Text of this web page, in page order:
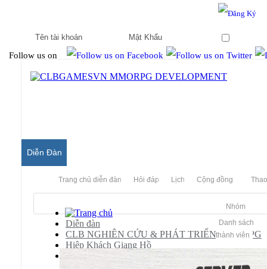
Follow us on
Diễn Đàn
Trang chủ diễn đàn Hỏi đáp Lịch Cộng đồng
Nhóm
Danh sách
thành viên
Diễn đàn
CLB NGHIÊN CỨU & PHÁT TRIỂN MMORPG
Hiệp Khách Giang Hồ
Release